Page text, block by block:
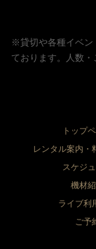
※貸切や各種イベン
ております。人数
トップ
レンタル案内・
スケジ
機材
ライブ利
ご予